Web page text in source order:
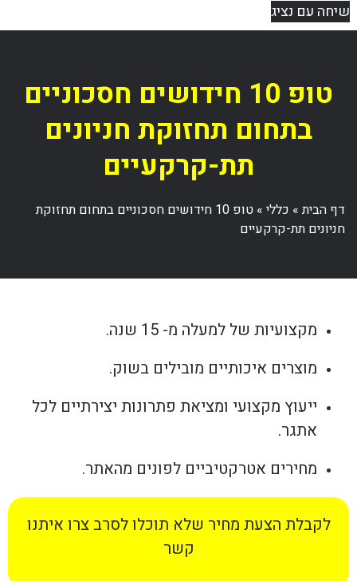
שיחה עם נציג
טופ 10 חידושים חסכוניים
בתחום תחזוקת חניונים
תת-קרקעיים
דף הבית» כללי»
טופ 10 חידושים חסכוניים בתחום תחזוקת
חניונים תת-קרקעיים
מקצועיות של למעלה מ- 15 שנה.
מוצרים איכותיים מובילים בשוק.
ייעוץ מקצועי ומציאת פתרונות יצירתיים לכל
אתגר.
מחירים אטרקטיביים לפונים מהאתר.
לקבלת הצעת מחיר שלא תוכלו לסרב צרו איתנו
קשר